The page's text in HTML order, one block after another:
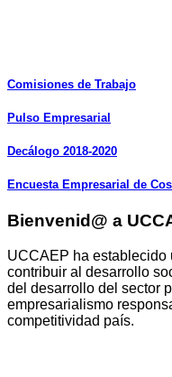
Comisiones de Trabajo
Pulso Empresarial
Decálogo 2018-2020
Encuesta Empresarial de
Bienvenid@ a
UCCAEP ha establecido
contribuir al desarrollo
del desarrollo del sector
empresarialismo
competitividad país.